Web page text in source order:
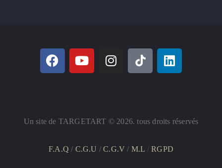
Un site de TARGETART © 2026. tous droits réservés
F.A.Q / C.G.U /C.G.V/ M.L /RGPD